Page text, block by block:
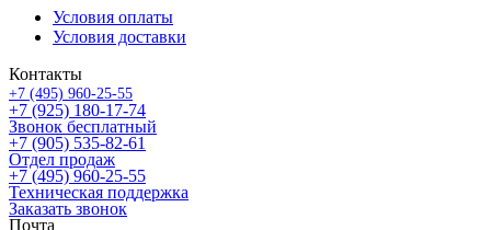
Условия оплаты
Условия доставки
Контакты
+7 (495) 960-25-55
+7 (925) 180-17-74
Звонок бесплатный
+7 (905) 535-82-61
Отдел продаж
+7 (495) 960-25-55
Техническая поддержка
Заказать звонок
Почта